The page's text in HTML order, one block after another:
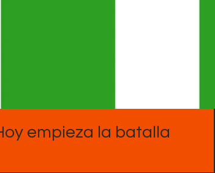
empieza la batalla